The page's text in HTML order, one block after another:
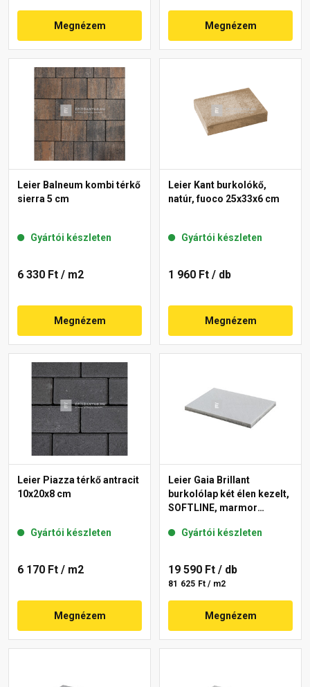
Megnézem Megnézem
Leier Balneum kombi térkő
sierra 5 cm
Gyártói készleten
6 330 Ft / m2
Megnézem
Leier Kant burkolókő,
natúr, fuoco 25x33x6 cm
Gyártói készleten
1 960 Ft / db
Megnézem
Leier Piazza térkő antracit
10x20x8 cm
Gyártói készleten
6 170 Ft / m2
Megnézem
Leier Gaia Brillant
burkolólap két élen kezelt,
SOFTLINE, marmor
Gyártói készleten
19 590 Ft / db
81 625 Ft / m2
Megnézem